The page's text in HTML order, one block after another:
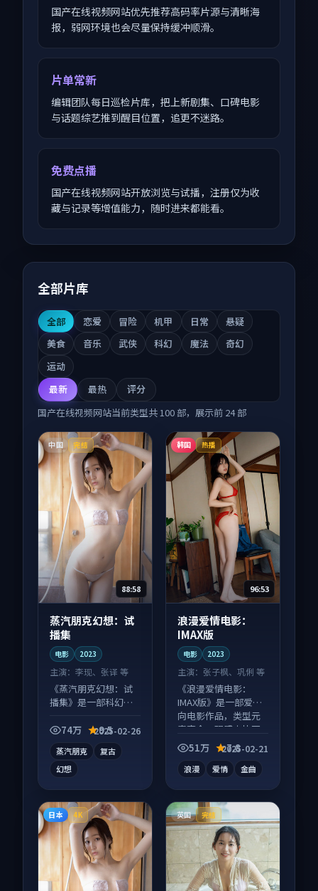
国产在线视频网站优先推荐高码率片源与清晰海
报，弱网环境也会尽量保持缓冲顺滑。
片单常新
编辑团队每日巡检片库，把上新剧集、口碑电影
与话题综艺推到醒目位置，追更不迷路。
免费点播
国产在线视频网站开放浏览与试播，注册仅为收
藏与记录等增值能力，随时进来都能看。
全部片库
全部 恋爱 冒险 机甲 日常
悬疑
美食
音乐 武侠 科幻 魔法
奇幻
运动
最新
最热
评分
国产在线视频网站当前类型共100 部，展示前 24部
中国 完结
88:58
蒸汽朋克幻想：试
播集
电影 2023
主演： 李现、张译 等
《蒸汽朋克幻想：试
播集》是一部科幻向
信息量大，适合沉浸
74万 9.5
2025-02-26
蒸汽朋克
复古
幻想
韩国 热播
96:53
浪漫爱情电影：
IMAX版
电影 2023
主演： 张子枫、巩俐 等
《浪漫爱情电影：
IMAX版》是一部爱情
向电影作品，类型元
素齐全，观感爽快不
拖沓。
51万 7.8
2025-02-21
浪漫 爱情 金曲
日本 4K 英国 完结